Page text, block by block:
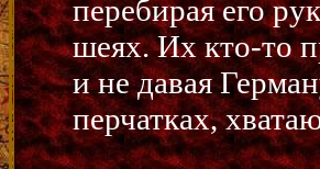
перебирая его
шеях. Их кто-то
и не давая
перчатках,